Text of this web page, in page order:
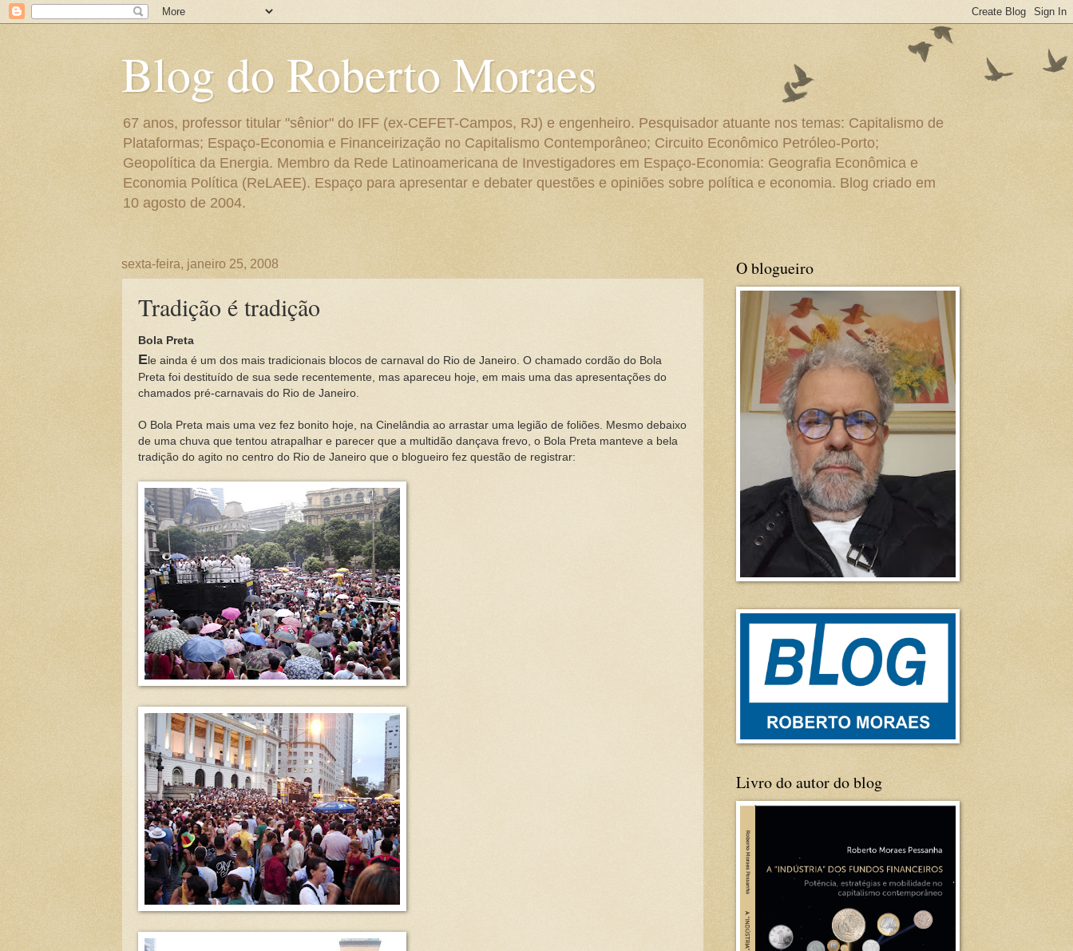
Blog do Roberto Moraes
67 anos, professor titular "sênior" do IFF (ex-CEFET-Campos, RJ) e engenheiro. Pesquisador atuante nos temas: Capitalismo de
Plataformas; Espaço-Economia e Financeirização no Capitalismo Contemporâneo; Circuito Econômico Petróleo-Porto;
Geopolítica da Energia. Membro da Rede Latinoamericana de Investigadores em Espaço-Economia: Geografia Econômica e
Economia Política (ReLAEE). Espaço para apresentar e debater questões e opiniões sobre política e economia. Blog criado em
10 agosto de 2004.
sexta-feira, janeiro 25, 2008
Tradição é tradição
Bola Preta
E le ainda é um dos mais tradicionais blocos de carnaval do Rio de Janeiro. O chamado cordão do Bola
Preta foi destituído de sua sede recentemente, mas apareceu hoje, em mais uma das apresentações do
chamados pré-carnavais do Rio de Janeiro.
O Bola Preta mais uma vez fez bonito hoje, na Cinelândia ao arrastar uma legião de foliões. Mesmo debaixo
de uma chuva que tentou atrapalhar e parecer que a multidão dançava frevo, o Bola Preta manteve a bela
tradição do agito no centro do Rio de Janeiro que o blogueiro fez questão de registrar:
O blogueiro
Livro do autor do blog